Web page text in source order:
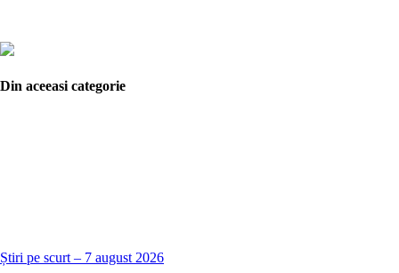
Din aceeasi categorie
Știri pe scurt – 7 august 2026